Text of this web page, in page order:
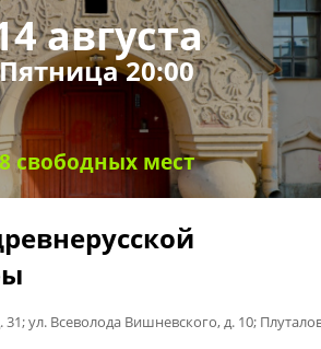
августа
Пятница 20:00
свободных мест
31; ул. Всеволода Вишневского, д. 10;